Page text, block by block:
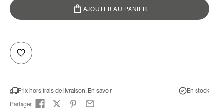
AJOUTER AU PANIER
Prix hors frais de livraison. En savoir +
En stock
Partager